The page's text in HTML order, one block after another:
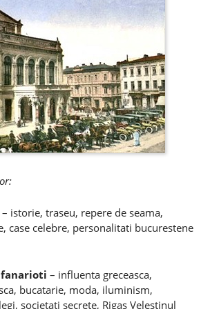
– istorie, traseu, repere de seama,
case celebre, personalitati bucurestene
– influenta greceasca,
bucatarie, moda, iluminism,
societati secrete, Rigas Velestinul